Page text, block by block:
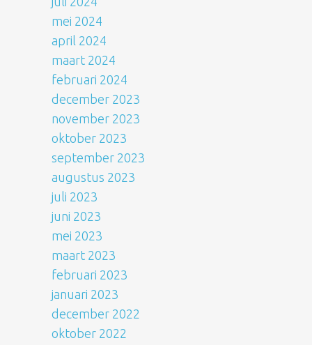
mei 2024
april 2024
maart 2024
februari 2024
december 2023
november 2023
oktober 2023
september 2023
augustus 2023
juli 2023
juni 2023
mei 2023
maart 2023
februari 2023
januari 2023
december 2022
oktober 2022